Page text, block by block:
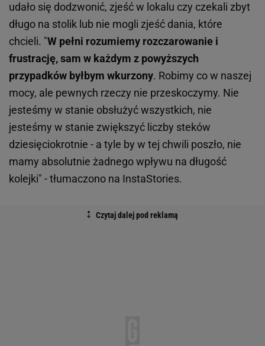
udało się dodzwonić, zjeść w lokalu czy czekali zbyt
długo na stolik lub nie mogli zjeść dania, które
chcieli. "W pełni rozumiemy rozczarowanie i
frustrację, sam w każdym z powyższych
przypadków byłbym wkurzony. Robimy co w naszej
mocy, ale pewnych rzeczy nie przeskoczymy. Nie
jesteśmy w stanie obsłużyć wszystkich, nie
jesteśmy w stanie zwiększyć liczby steków
dziesięciokrotnie - a tyle by w tej chwili poszło, nie
mamy absolutnie żadnego wpływu na długość
kolejki" - tłumaczono na InstaStories.